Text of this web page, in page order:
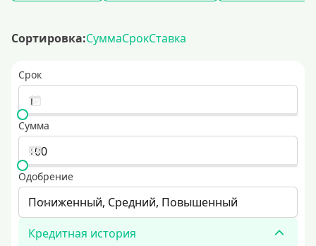
Сортировка:СуммаСрокСтавка
Срок
Сумма
Одобрение
Пониженный, Средний, Повышенный
Кредитная история